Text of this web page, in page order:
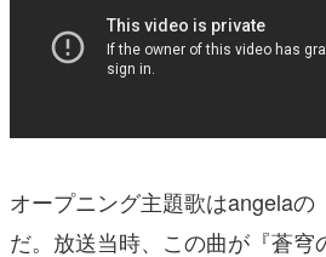
オープニング主題歌はangelaの
だ。放送当時、この曲が『蒼穹